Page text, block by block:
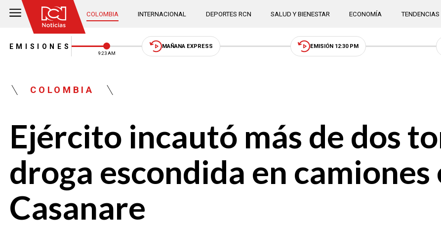
COLOMBIA INTERNACIONAL DEPORTES RCN SALUD Y BIENESTAR ECONOMÍA TENDENCIAS
EMISIONES
9:23 AM
MAÑANA EXPRESS EMISIÓN 12:30 PM
COLOMBIA
Ejército incautó más de dos
droga escondida en camiones
Casanare